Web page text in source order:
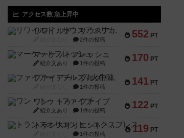
アクセス数 急上昇中
552 PT
リワイルド：サウスアメリカ
2件の投稿
170 PT
マーケットフレッシュ
紹介文あり 1件の投稿
141 PT
ファイアー・ブルズ / 火牛陣
1件の投稿
122 PT
ワン・トゥ・ファイブ
紹介文あり 1件の投稿
119 PT
トランスオリエント・エクスプレス
1件の投稿